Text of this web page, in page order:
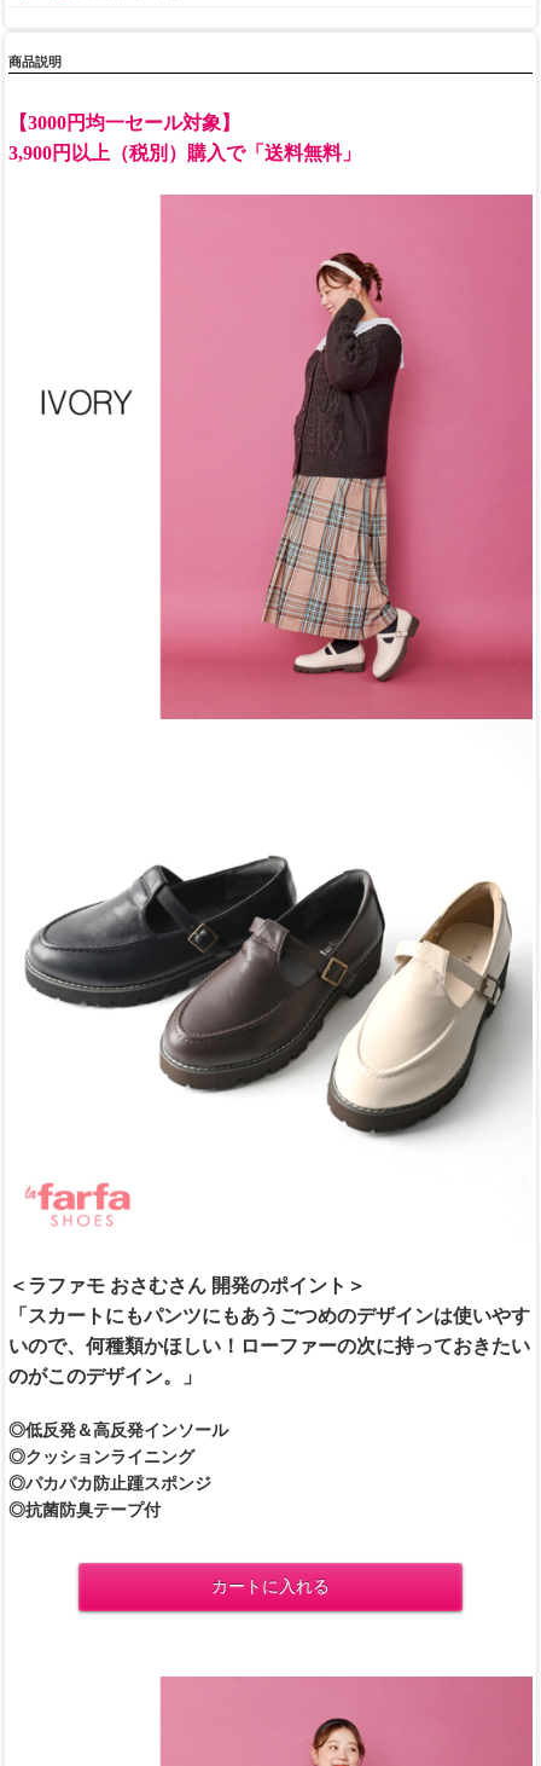
商品説明
【3000円均一セール対象】
3,900円以上（税別）購入で「送料無料」
＜ラファモ おさむさん 開発のポイント＞
「スカートにもパンツにもあうごつめのデザインは使いやす
いので、何種類かほしい！ローファーの次に持っておきたい
のがこのデザイン。」
◎低反発＆高反発インソール
◎クッションライニング
◎パカパカ防止踵スポンジ
◎抗菌防臭テープ付
カートに入れる